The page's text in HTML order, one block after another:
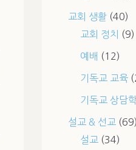
교회 생활(40)
교회 정치
(9)
예배 (12)
기독교 교육
기독교 상담
설교 & 선교 (69)
설교 (34)